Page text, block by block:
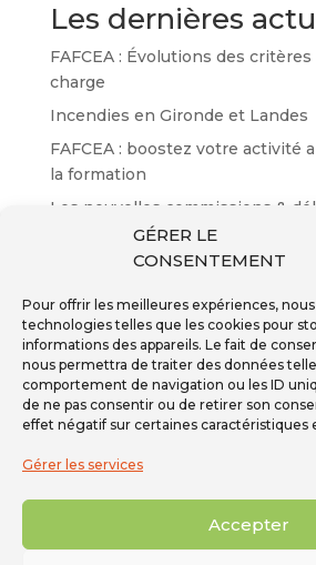
GÉRER LE
CONSENTEMENT
Pour offrir les meilleures expériences,
technologies telles que les cookies pour
informations des appareils. Le fait de
nous permettra de traiter des données
comportement de navigation ou les ID
de ne pas consentir ou de retirer son
effet négatif sur certaines caractéristiques
Gérer les services
Accepter
Les dernières
FAFCEA : Évolutions des
charge
Incendies en Gironde et Landes
FAFCEA : boostez votre activité
la formation
Les nouvelles commissions &
Résultats des certifications EP
Inscription à la
Téléphone - 01 59 08
Mail -
Tous droits réservés 2026